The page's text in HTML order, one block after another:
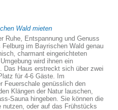
Wald mieten
Ruhe, Entspannung und Genuss
im Bayrischen Wald genau
charmant eingerichteten
wird ihnen ein
Das Haus erstreckt sich über zwei
für 4-6 Gäste. Im
Feuerschale genüsslich den
Klängen der Natur lauschen,
Sauna hingeben. Sie können die
nutzen, oder auf das Frühstücks